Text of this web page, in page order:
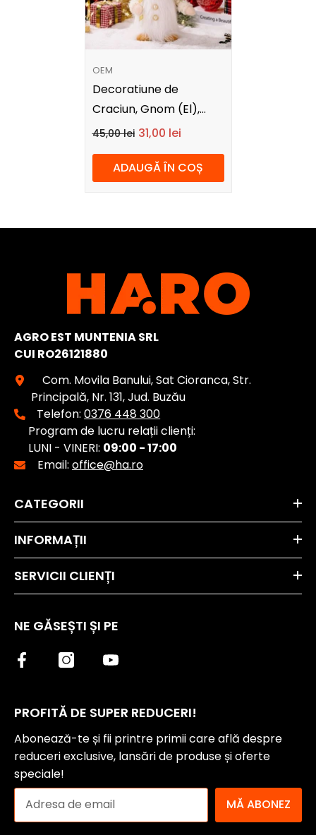
FURNIZOR:
OEM
Decoratiune de
Craciun, Gnom (El),
30x30x10 cm
45,00 lei 31,00 lei
ADAUGĂ ÎN COȘ
AGRO EST MUNTENIA SRL
CUI RO26121880
Com. Movila Banului, Sat Cioranca, Str.
Principală, Nr. 131, Jud. Buzău
Telefon:0376 448 300
Program de lucru relații clienți:
LUNI - VINERI: 09:00 - 17:00
Email: office@ha.ro
CATEGORII
INFORMAȚII
SERVICII CLIENȚI
NE GĂSEȘTI ȘI PE
PROFITĂ DE SUPER REDUCERI!
Abonează-te și fii printre primii care află despre
reduceri exclusive, lansări de produse și oferte
speciale!
MĂ ABONEZ